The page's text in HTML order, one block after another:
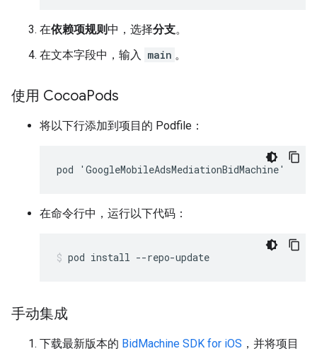
在依赖项规则中，选择分支。
在文本字段中，输入 main 。
使用 CocoaPods
将以下行添加到项目的 Podfile：
在命令行中，运行以下代码：
pod install --repo-update
手动集成
下载最新版本的 BidMachine SDK for iOS ，并将项目